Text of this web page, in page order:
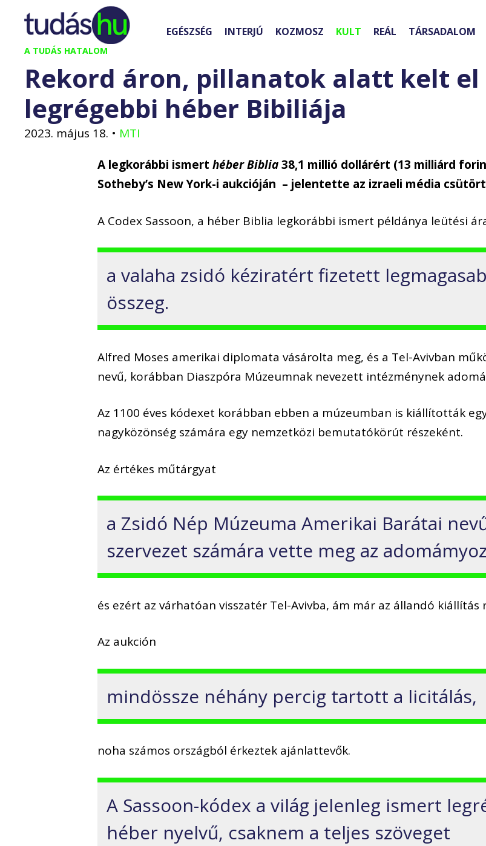
Kilépés
tartalomba
A TUDÁS HATALOM
EGÉSZSÉG INTERJÚ KOZMOSZ KULT REÁL TÁRSADALOM
Rekord áron, pillanatok alatt kelt el
legrégebbi héber Bibiliája
2023. május 18. • MTI
A legkorábbi ismerthéber Biblia38,1 millió dollárért (13 milliárd
Sotheby’s New York-i aukcióján – jelentette az izraeli média
A Codex Sassoon, a héber Biblia legkorábbi ismert példánya leütési
a valaha zsidó kéziratért fizetett
összeg.
Alfred Moses amerikai diplomata vásárolta meg, és a Tel-Avivban
nevű, korábban Diaszpóra Múzeumnak nevezett intézménynek
Az 1100 éves kódexet korábban ebben a múzeumban is kiállították
nagyközönség számára egy nemzetközi bemutatókörút részeként.
Az értékes műtárgyat
a Zsidó Nép Múzeuma Amerikai Barátai
szervezet számára vette meg az
és ezért az várhatóan visszatér Tel-Avivba, ám már az állandó kiállítás
Az aukción
mindössze néhány percig tartott a licitálás,
noha számos országból érkeztek ajánlattevők.
A Sassoon-kódex a világ jelenleg ismert
héber nyelvű, csaknem a teljes szöveget